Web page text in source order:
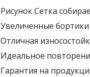
Рисунок Сетка
Увеличенные
Отличная
Идеальное
Гарантия на